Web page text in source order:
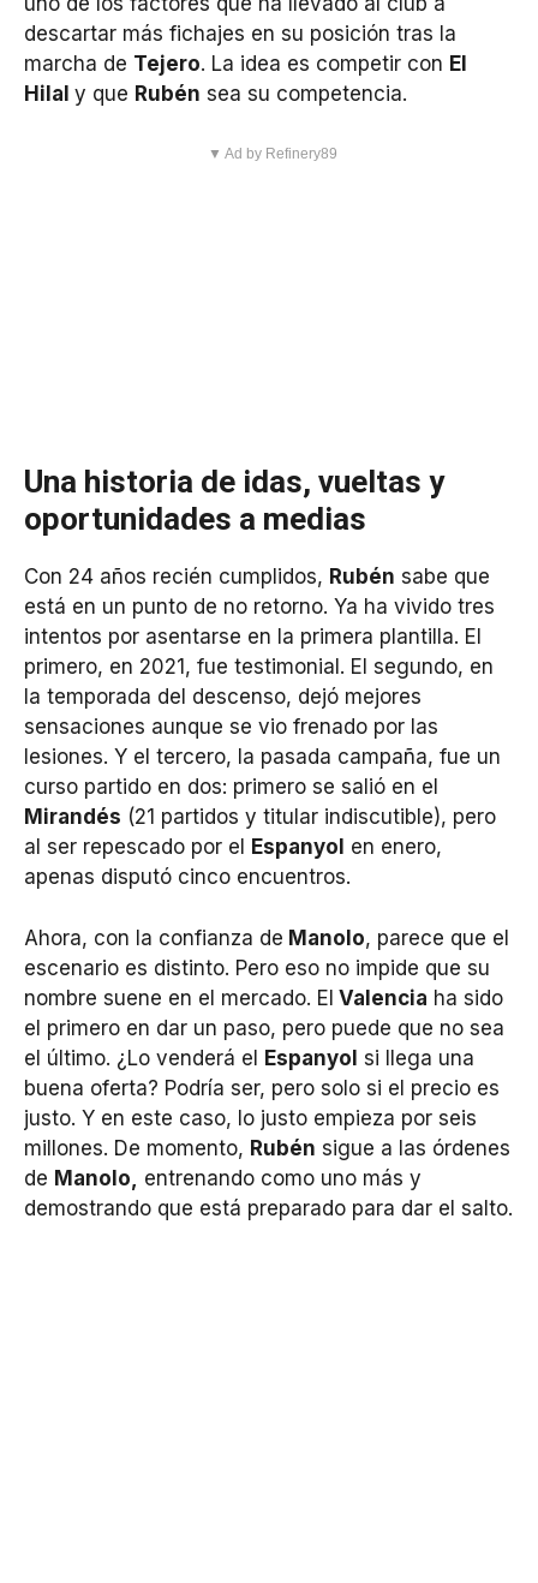
descartar más fichajes en su posición tras la
marcha de Tejero. La idea es competir con El
Hilal y que Rubén sea su competencia.
▼ Ad by Refinery89
Una historia de idas, vueltas y
oportunidades a medias
Con 24 años recién cumplidos, Rubén sabe que
está en un punto de no retorno. Ya ha vivido tres
intentos por asentarse en la primera plantilla. El
primero, en 2021, fue testimonial. El segundo, en
la temporada del descenso, dejó mejores
sensaciones aunque se vio frenado por las
lesiones. Y el tercero, la pasada campaña, fue un
curso partido en dos: primero se salió en el
Mirandés (21 partidos y titular indiscutible), pero
al ser repescado por el
Espanyol en enero,
apenas disputó cinco encuentros.
Ahora, con la confianza de Manolo, parece que el
escenario es distinto. Pero eso no impide que su
nombre suene en el mercado. El Valencia ha sido
el primero en dar un paso, pero puede que no sea
el último. ¿Lo venderá el Espanyol si llega una
buena oferta? Podría ser, pero solo si el precio es
justo. Y en este caso, lo justo empieza por seis
millones. De momento, Rubén sigue a las órdenes
de Manolo,
entrenando como uno más y
demostrando que está preparado para dar el salto.